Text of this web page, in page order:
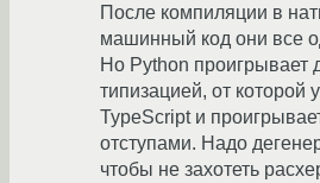
После компиляции в
машинный код они все
Но Python проигрывает
типизацией, от которой
TypeScript и
отступами. Надо
чтобы не захотеть